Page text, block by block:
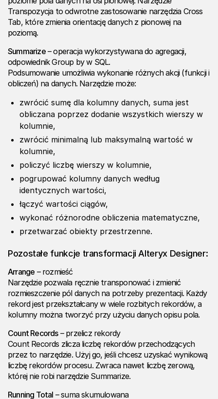
Transpozycja to odwrotne zastosowanie narzędzia Cross
Tab, które zmienia orientację danych z pionowej na
poziomą.
Summarize– operacja wykorzystywana do agregacji,
odpowiednik Group by w SQL.
Podsumowanie umożliwia wykonanie różnych akcji (funkcji i
obliczeń) na danych. Narzędzie może:
zwrócić sumę dla kolumny danych, suma jest
obliczana poprzez dodanie wszystkich wierszy w
kolumnie,
zwrócić minimalną lub maksymalną wartość w
kolumnie,
policzyć liczbę wierszy w kolumnie,
pogrupować kolumny danych według
identycznych wartości,
łączyć wartości ciągów,
wykonać różnorodne obliczenia matematyczne,
przetwarzać obiekty przestrzenne.
Pozostałe funkcje transformacji Alteryx Designer:
Arrange – rozmieść
Narzędzie pozwala ręcznie transponować i zmienić
rozmieszczenie pól danych na potrzeby prezentacji. Każdy
rekord jest przekształcany w wiele rozbitych rekordów, a
kolumny można tworzyć przy użyciu danych opisu pola.
Count Records– przelicz rekordy
Count Records zlicza liczbę rekordów przechodzących
przez to narzędzie. Użyj go, jeśli chcesz uzyskać wynikową
liczbę rekordów procesu. Zwraca nawet liczbę zerową,
której nie robi narzędzie Summarize.
Running Total – suma skumulowana